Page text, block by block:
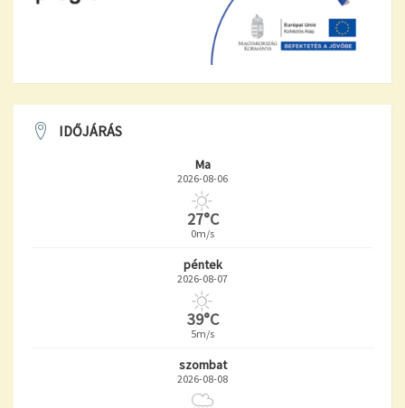
IDŐJÁRÁS
Ma
2026-08-06
27°C
0m/s
péntek
2026-08-07
39°C
5m/s
szombat
2026-08-08